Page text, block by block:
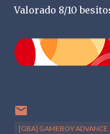
Valorado 8/10
[GBA] GAMEBOY ADVANCE